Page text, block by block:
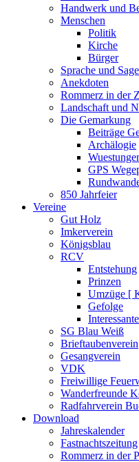
Handwerk und
Menschen
Politik
Kirche
Bürger
Sprache und
Anekdoten
Rommerz in der
Landschaft und
Die Gemarkung
Beiträge
Archälogie
GPS
850 Jahrfeier
Vereine
Gut Holz
Imkerverein
Königsblau
RCV
Entstehung
Prinzen
Umzüge [
Gefolge
SG Blau Weiß
Brieftaubenverein
Gesangverein
VDK
Freiwillige
Wanderfreunde
Radfahrverein
Download
Jahreskalender
Fastnachtszeitung
Rommerz in der